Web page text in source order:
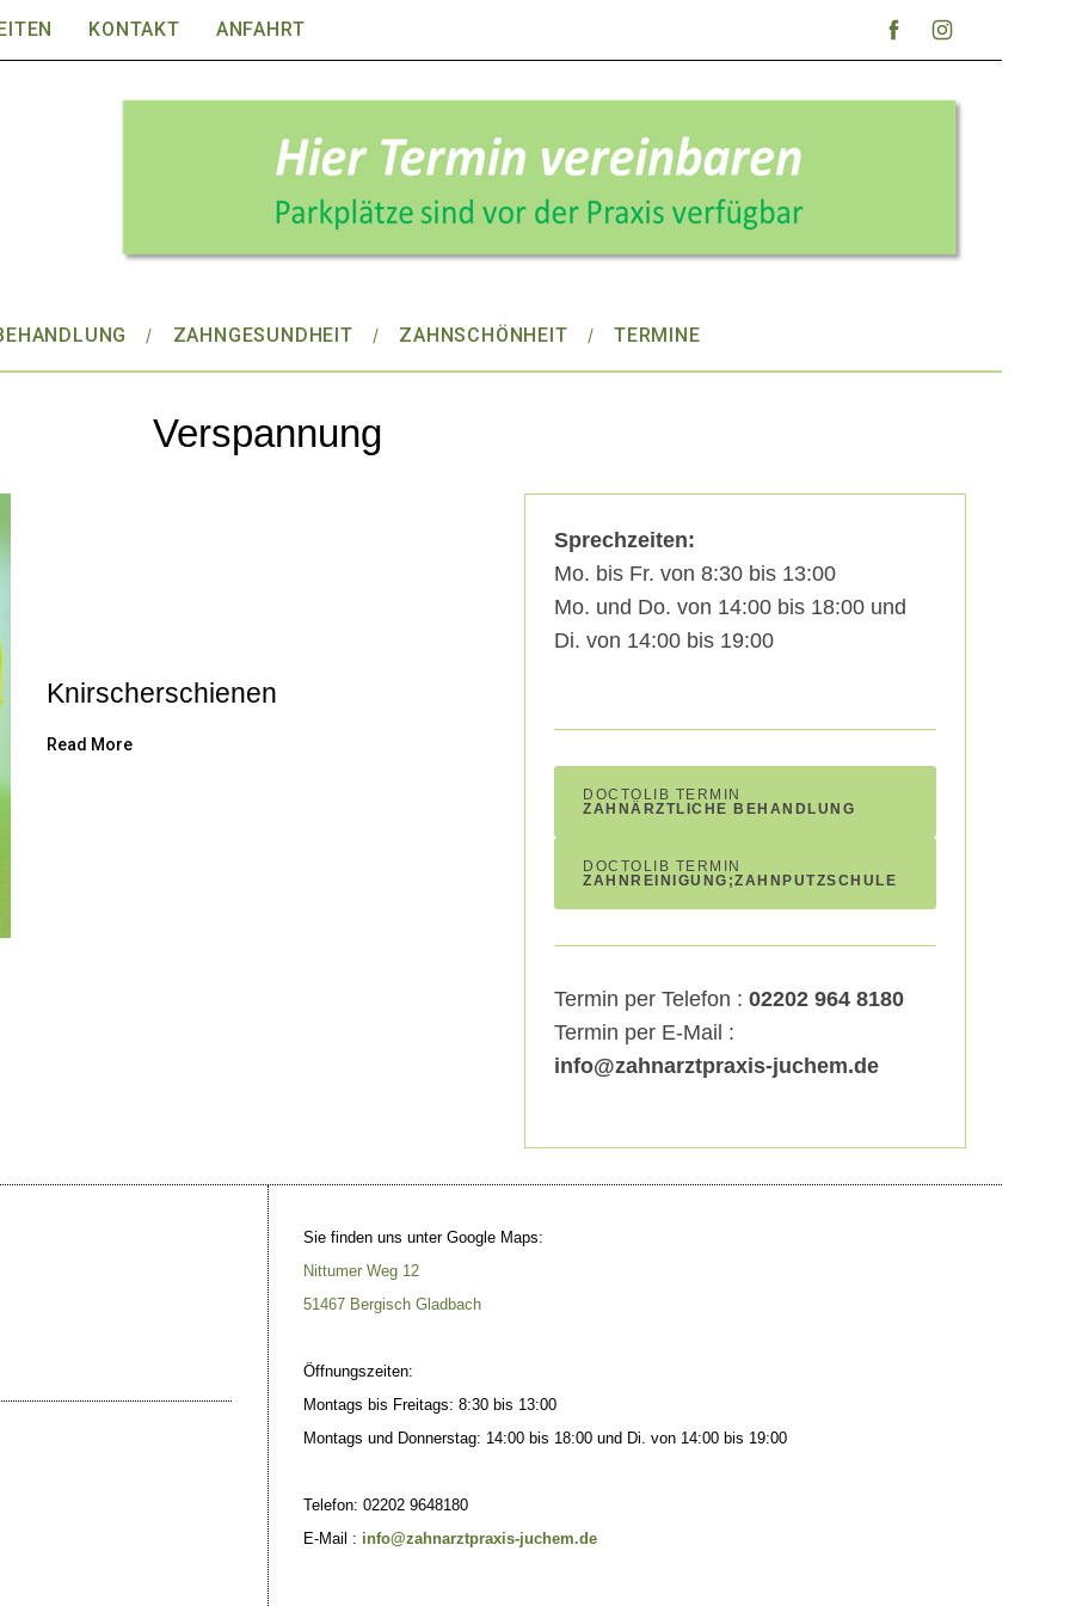
KONTAKT ANFAHRT
ZAHNGESUNDHEIT ZAHNSCHÖNHEIT TERMINE
Verspannung
Knirscherschienen
Read More
Sprechzeiten:
Mo. bis Fr. von 8:30 bis 13:00
Mo. und Do. von 14:00 bis 18:00 und
Di. von 14:00 bis 19:00
DOCTOLIB TERMIN
ZAHNÄRZTLICHE BEHANDLUNG
DOCTOLIB TERMIN
ZAHNREINIGUNG;ZAHNPUTZSCHULE
Termin per Telefon : 02202 964 8180
Termin per E-Mail :
info@zahnarztpraxis-juchem.de
Sie finden uns unter Google Maps:
Nittumer Weg 12
51467 Bergisch Gladbach
Öffnungszeiten:
Montags bis Freitags: 8:30 bis 13:00
Montags und Donnerstag: 14:00 bis 18:00 und Di. von 14:00 bis 19:00
Telefon: 02202 9648180
E-Mail : info@zahnarztpraxis-juchem.de